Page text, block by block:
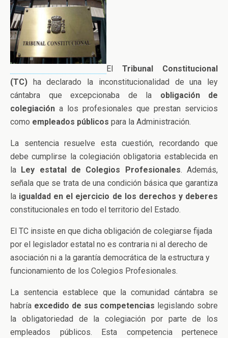
El Tribunal Constitucional
(TC) ha declarado la inconstitucionalidad de una ley
cántabra que excepcionaba de la obligación de
colegiación a los profesionales que prestan servicios
como empleados públicos para la Administración.
La sentencia resuelve esta cuestión, recordando que
debe cumplirse la colegiación obligatoria establecida en
la Ley estatal de Colegios Profesionales. Además,
señala que se trata de una condición básica que garantiza
la igualdad en el ejercicio de los derechos y deberes
constitucionales en todo el territorio del Estado.
El TC insiste en que dicha obligación de colegiarse fijada
por el legislador estatal no es contraria ni al derecho de
asociación ni a la garantía democrática de la estructura y
funcionamiento de los Colegios Profesionales.
La sentencia establece que la comunidad cántabra se
habría excedido de sus competencias legislando sobre
la obligatoriedad de la colegiación por parte de los
empleados públicos. Esta competencia pertenece